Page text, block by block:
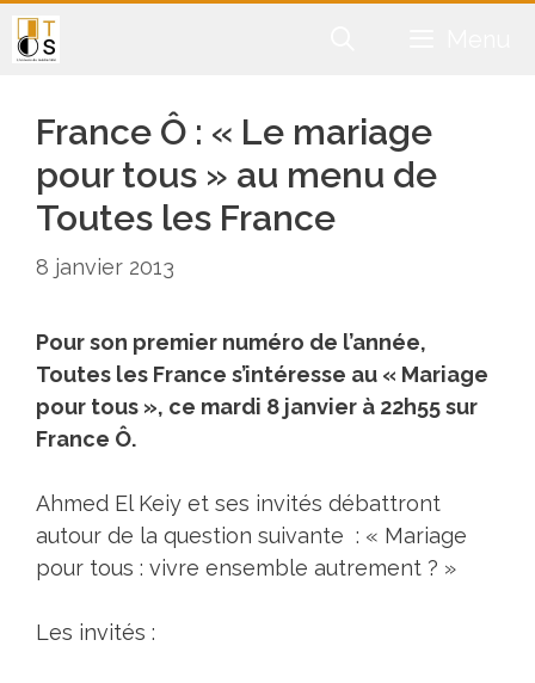
Aller
au
France Ô : « Le mariage
pour tous » au menu de
Toutes les France
8 janvier 2013
Pour son premier numéro de l’année,
Toutes les France s’intéresse au « Mariage
pour tous », ce mardi 8 janvier à 22h55 sur
France Ô.
Ahmed El Keiy et ses invités débattront
autour de la question suivante : « Mariage
pour tous : vivre ensemble autrement ? »
Les invités :